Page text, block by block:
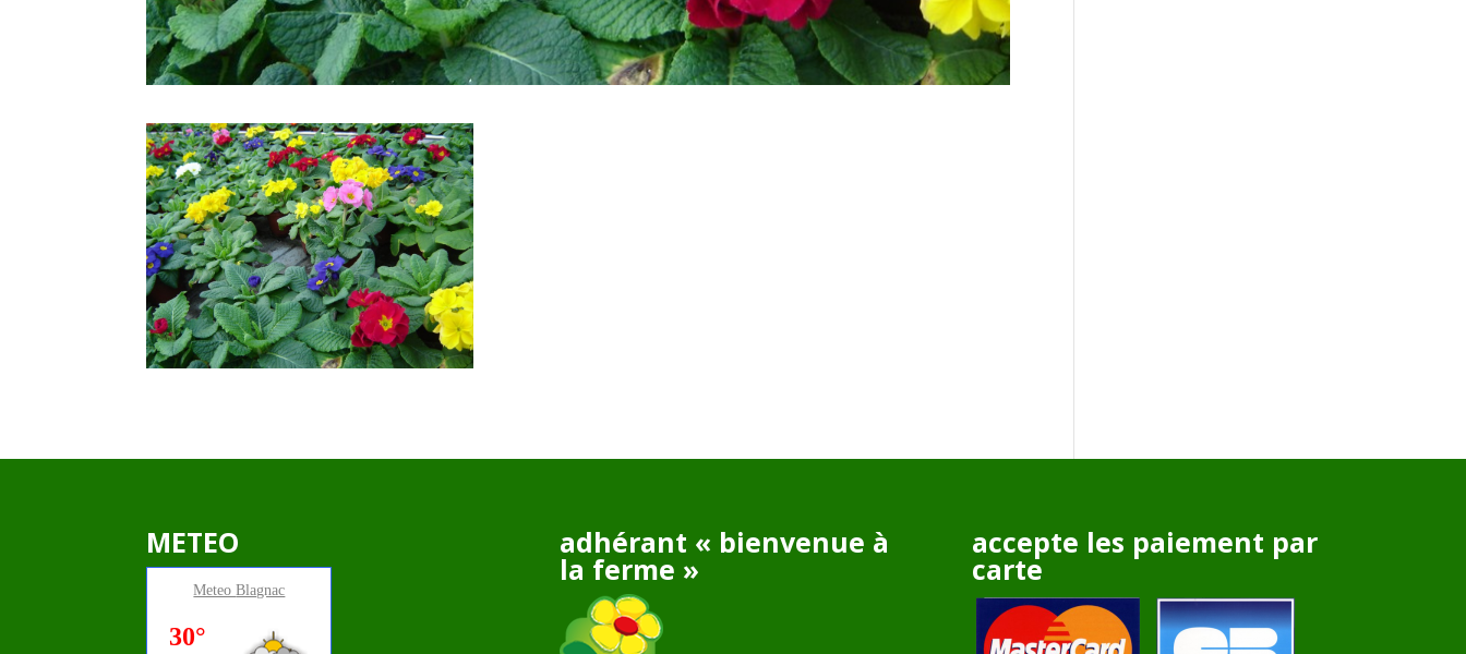
METEO
MeteoBlagnac
adhérant « bienvenue à
la ferme »
accepte les paiement par
carte